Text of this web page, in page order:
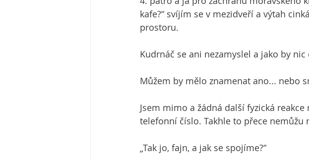
kafe?“ svíjím se v mezidveří a výtah
prostoru.
Kudrnáč se ani nezamyslel a jako by nic
Můžem by mělo znamenat ano... nebo
Jsem mimo a žádná další fyzická
telefonní číslo. Takhle to přece nemůžu
„Tak jo, fajn, a jak se spojíme?“